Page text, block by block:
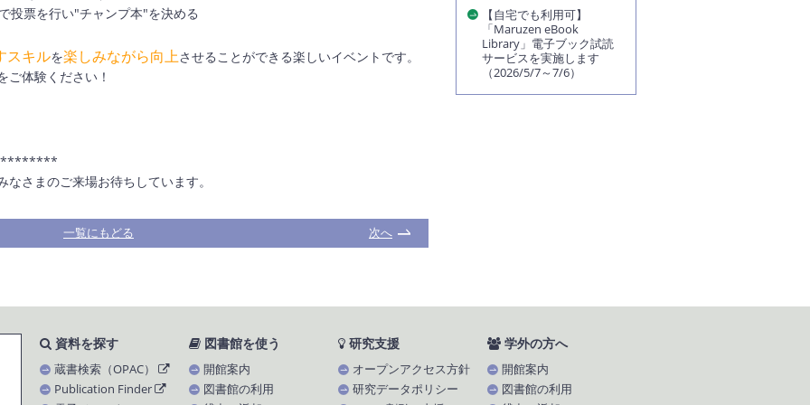
投票を行い"チャンプ本"を決める
スキルを楽しみながら向上させることができる楽しいイベントです。
ご体験ください！
さまのご来場お待ちしています。
一覧にもどる 次へ
【自宅でも利用可】
「Maruzen eBook
Library」電子ブック試読
サービスを実施します
（2026/5/7～7/6）
資料を探す
蔵書検索（OPAC）
Publication Finder
図書館を使う
開館案内
図書館の利用
研究支援
オープンアクセス方針
研究データポリシー
学外の方へ
開館案内
図書館の利用